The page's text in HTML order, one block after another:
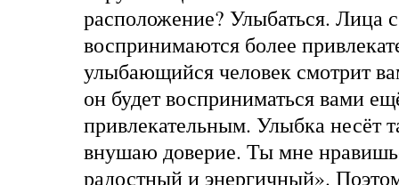
расположение? Улыбаться. Лица
воспринимаются более
улыбающийся человек смотрит
он будет восприниматься вами
привлекательным. Улыбка несёт
внушаю доверие. Ты мне
радостный и энергичный».